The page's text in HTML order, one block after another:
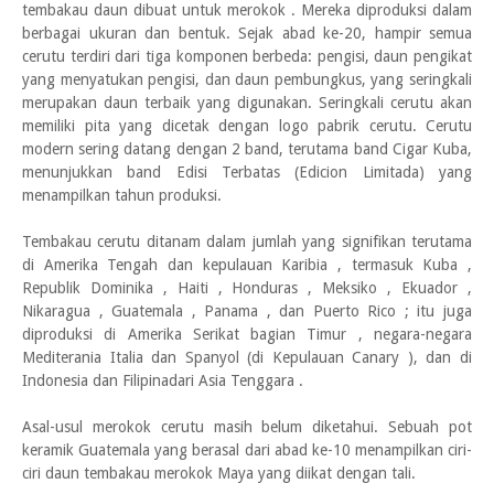
tembakau daun dibuat untuk merokok . Mereka diproduksi dalam
berbagai ukuran dan bentuk. Sejak abad ke-20, hampir semua
cerutu terdiri dari tiga komponen berbeda: pengisi, daun pengikat
yang menyatukan pengisi, dan daun pembungkus, yang seringkali
merupakan daun terbaik yang digunakan. Seringkali cerutu akan
memiliki pita yang dicetak dengan logo pabrik cerutu. Cerutu
modern sering datang dengan 2 band, terutama band Cigar Kuba,
menunjukkan band Edisi Terbatas (Edicion Limitada) yang
menampilkan tahun produksi.
Tembakau cerutu ditanam dalam jumlah yang signifikan terutama
di Amerika Tengah dan kepulauan Karibia , termasuk Kuba ,
Republik Dominika , Haiti , Honduras , Meksiko , Ekuador ,
Nikaragua , Guatemala , Panama , dan Puerto Rico ; itu juga
diproduksi di Amerika Serikat bagian Timur , negara-negara
Mediterania Italia dan Spanyol (di Kepulauan Canary ), dan di
Indonesia dan Filipinadari Asia Tenggara .
Asal-usul merokok cerutu masih belum diketahui. Sebuah pot
keramik Guatemala yang berasal dari abad ke-10 menampilkan ciri-
ciri daun tembakau merokok Maya yang diikat dengan tali.